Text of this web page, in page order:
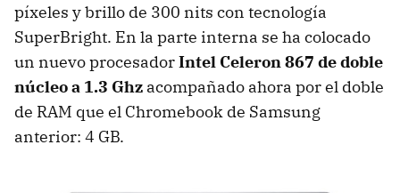
píxeles y brillo de 300 nits con tecnología
SuperBright. En la parte interna se ha colocado
un nuevo procesadorIntel Celeron 867 de doble
núcleo a 1.3 Ghz acompañado ahora por el doble
de RAM que el Chromebook de Samsung
anterior: 4 GB.